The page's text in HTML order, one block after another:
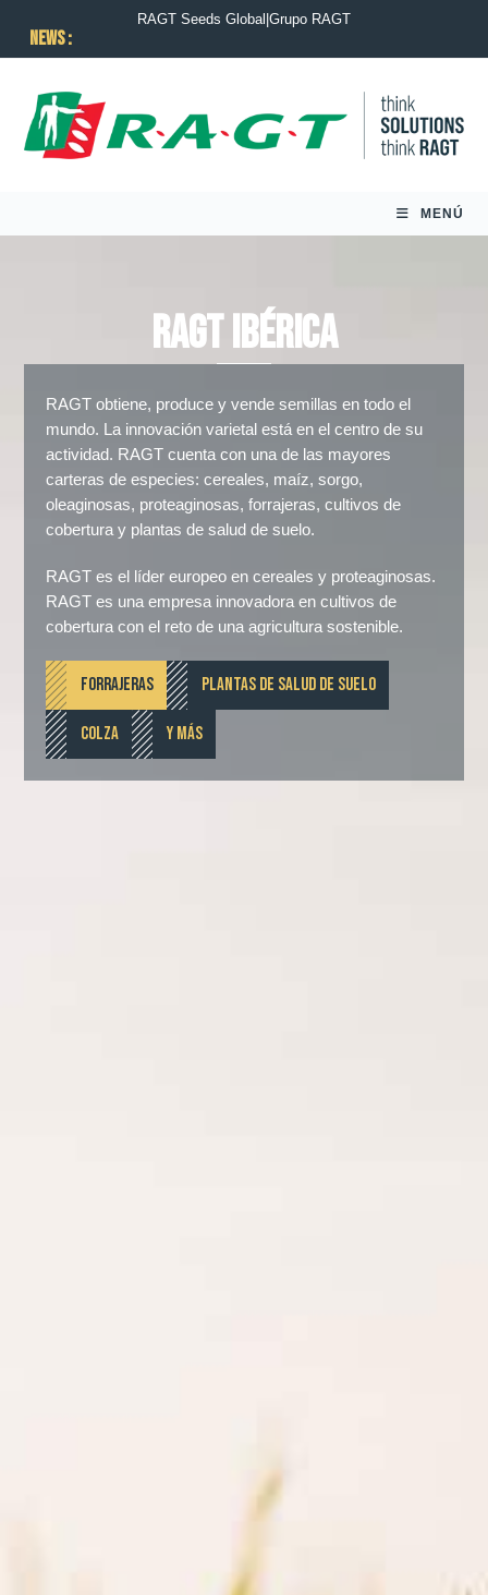
News :
RAGT Seeds Global Grupo RAGT
MENÚ
RAGT Ibérica
RAGT obtiene, produce y vende semillas en todo el
mundo. La innovación varietal está en el centro de su
actividad. RAGT cuenta con una de las mayores
carteras de especies: cereales, maíz, sorgo,
oleaginosas, proteaginosas, forrajeras, cultivos de
cobertura y plantas de salud de suelo.
RAGT es el líder europeo en cereales y proteaginosas.
RAGT es una empresa innovadora en cultivos de
cobertura con el reto de una agricultura sostenible.
FORRAJERAS PLANTAS DE SALUD DE SUELO
COLZA Y MÁS